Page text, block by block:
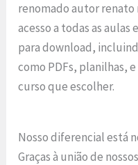
renomado autor renato
acesso a todas as
para download,
como PDFs, planilhas,
curso que escolher.
Nosso diferencial está
Graças à união de